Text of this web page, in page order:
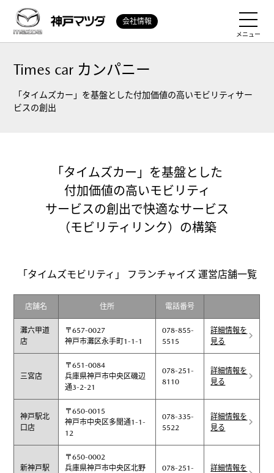
会社情報
メニュー
Times car カンパニー
「タイムズカー」を基盤とした付加価値の高いモビリティサー
ビスの創出
「タイムズカー」を基盤とした
付加価値の高いモビリティ
サービスの創出で快適なサービス
（モビリティリンク）の構築
「タイムズモビリティ」 フランチャイズ 運営店舗一覧
店舗名 住所 電話番号
灘六甲道
店
〒657-0027
神戸市灘区永手町1-1-1
078-855-
5515
詳細情報を
見る
三宮店
〒651-0084
兵庫県神戸市中央区磯辺
通3-2-21
078-251-
8110
詳細情報を
見る
神戸駅北
口店
〒650-0015
神戸市中央区多聞通1-1-
12
078-335-
5522
詳細情報を
見る
新神戸駅
〒650-0002
兵庫県神戸市中央区北野
078-251-
詳細情報を